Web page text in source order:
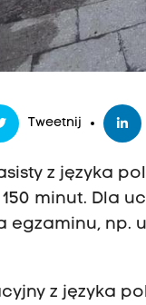
Tweetnij
z języka
150 minut. Dla
np.
z języka